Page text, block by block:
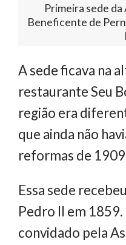
Primeira sede
Beneficente de
A sede ficava na
restaurante Seu
região era
que ainda não
reformas de
Essa sede
Pedro II em
convidado pela